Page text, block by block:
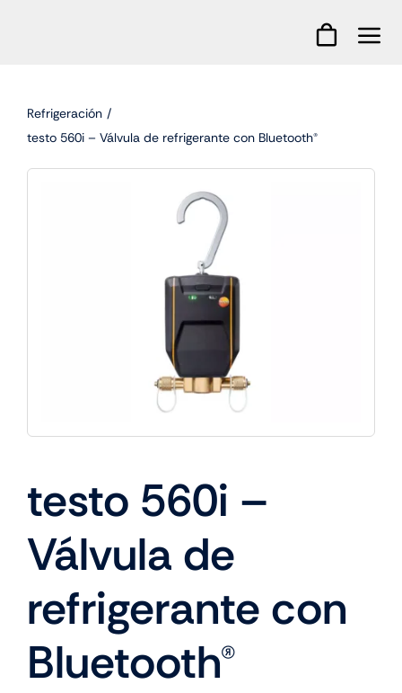
Refrigeración
testo 560i – Válvula de refrigerante con Bluetooth®
testo 560i –
Válvula de
refrigerante con
Bluetooth®